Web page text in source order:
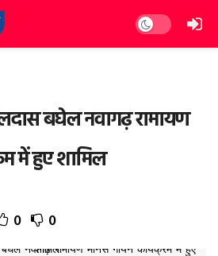
Dark mode
बघेल नवागढ़ रामायण
में हुए शामिल
0 0